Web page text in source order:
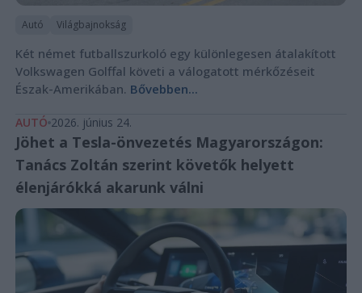
Autó Világbajnokság
Két német futballszurkoló egy különlegesen átalakított
Volkswagen Golffal követi a válogatott mérkőzéseit
Észak-Amerikában. Bővebben...
AUTÓ 2026. június 24.
Jöhet a Tesla-önvezetés Magyarországon:
Tanács Zoltán szerint követők helyett
élenjárókká akarunk válni